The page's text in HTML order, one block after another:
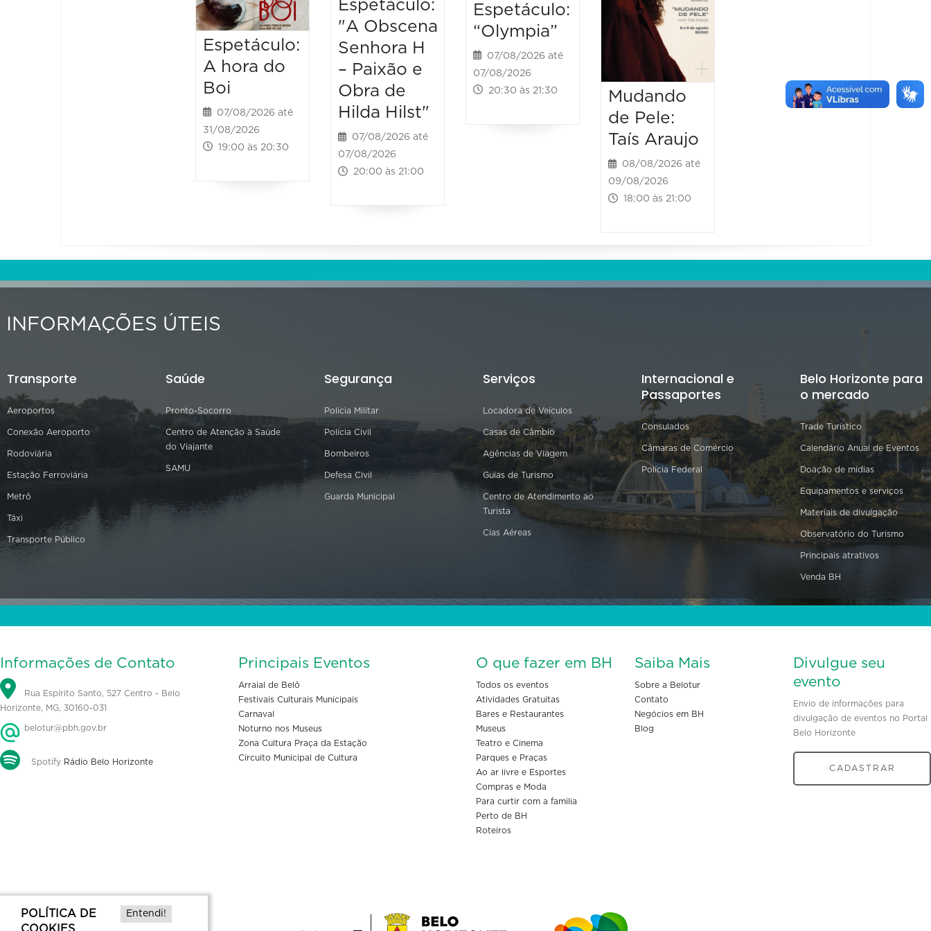
Espetáculo:
A hora do
Boi
07/08/2026 até
31/08/2026
19:00 às 20:30
Espetáculo:
"A Obscena
Senhora H
– Paixão e
Obra de
Hilda Hilst"
07/08/2026 até
07/08/2026
20:00 às 21:00
Espetáculo:
“Olympia”
07/08/2026 até
07/08/2026
20:30 às 21:30
Mudando
de Pele:
Taís Araujo
08/08/2026 até
09/08/2026
18:00 às 21:00
08/08/
08/08/
INFORMAÇÕES ÚTEIS
Transporte
Aeroportos
Conexão Aeroporto
Rodoviária
Estação Ferroviária
Metrô
Táxi
Transporte Público
Saúde
Pronto-Socorro
Centro de Atenção à Saúde
do Viajante
SAMU
Segurança
Polícia Militar
Polícia Civil
Bombeiros
Defesa Civil
Guarda Municipal
Serviços
Locadora de Veículos
Casas de Câmbio
Agências de Viagem
Guias de Turismo
Centro de Atendimento ao
Turista
Cias Aéreas
Internacional e
Passaportes
Consulados
Câmaras de Comércio
Polícia Federal
Belo Horizonte para
o mercado
Trade Turístico
Calendário Anual de Eventos
Doação de mídias
Equipamentos e serviços
Materiais de divulgação
Observatório do Turismo
Principais atrativos
Venda BH
Informações de Contato
Rua Espírito Santo, 527 Centro - Belo
Horizonte, MG, 30160-031
belotur@pbh.gov.br
Spotify Rádio Belo Horizonte
Principais Eventos
Arraial de Belô
Festivais Culturais Municipais
Carnaval
Noturno nos Museus
Zona Cultura Praça da Estação
Circuito Municipal de Cultura
O que fazer em BH
Todos os eventos
Atividades Gratuitas
Bares e Restaurantes
Museus
Teatro e Cinema
Parques e Praças
Ao ar livre e Esportes
Compras e Moda
Para curtir com a familia
Perto de BH
Roteiros
Saiba Mais
Sobre a Belotur
Contato
Negócios em BH
Blog
Divulgue seu
evento
Envio de informações para
divulgação de eventos no Portal
Belo Horizonte
CADASTRAR
POLÍTICA DE
Entendi!